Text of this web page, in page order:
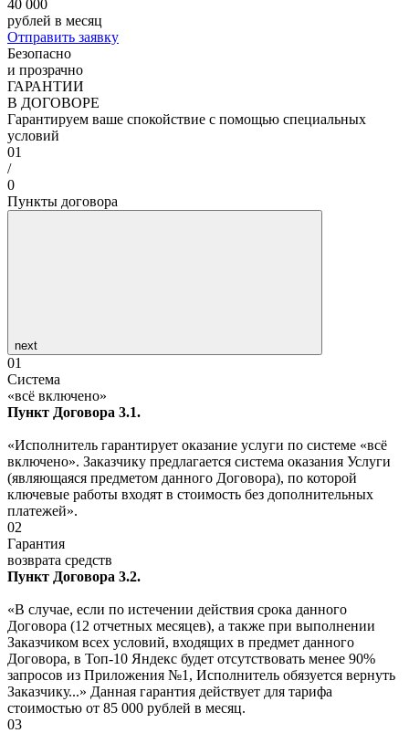
40 000
рублей в месяц
Отправить заявку
Безопасно
и прозрачно
ГАРАНТИИ
В ДОГОВОРЕ
Гарантируем ваше спокойствие с помощью специальных
условий
01
/
0
Пункты договора
next
01
Система
«всё включено»
Пункт Договора 3.1.
«Исполнитель гарантирует оказание услуги по системе «всё
включено». Заказчику предлагается система оказания Услуги
(являющаяся предметом данного Договора), по которой
ключевые работы входят в стоимость без дополнительных
платежей».
02
Гарантия
возврата средств
Пункт Договора 3.2.
«В случае, если по истечении действия срока данного
Договора (12 отчетных месяцев), а также при выполнении
Заказчиком всех условий, входящих в предмет данного
Договора, в Топ-10 Яндекс будет отсутствовать менее 90%
запросов из Приложения №1, Исполнитель обязуется вернуть
Заказчику...» Данная гарантия действует для тарифа
стоимостью от 85 000 рублей в месяц.
03